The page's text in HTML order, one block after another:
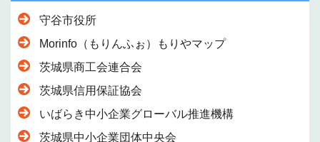
守谷市役所
Morinfo（もりんふぉ）もりやマップ
茨城県商工会連合会
茨城県信用保証協会
いばらき中小企業グローバル推進機構
茨城県中小企業団体中央会